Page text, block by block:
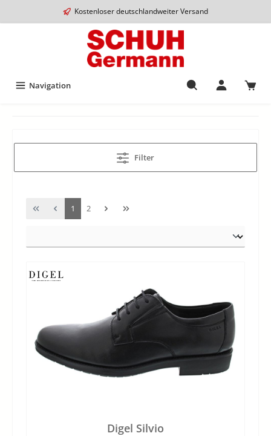
Kostenloser deutschlandweiter Versand
Navigation
Filter
1 2
Digel Silvio